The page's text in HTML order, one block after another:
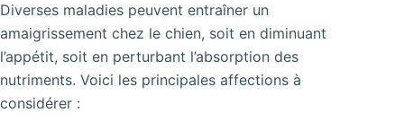
Diverses maladies peuvent entraîner un
amaigrissement chez le chien, soit en diminuant
l’appétit, soit en perturbant l’absorption des
nutriments. Voici les principales affections à
considérer :